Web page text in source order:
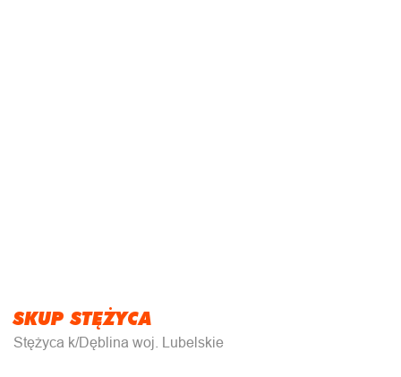
SKUP STĘŻYCA
Stężyca k/Dęblina woj. Lubelskie